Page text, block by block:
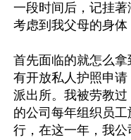
一段时间后，记挂著
考虑到我父母的身体
首先面临的就怎么
有开放私人护照申
派出所。我被劳教
的公司每年组织员
行，在这一年，我